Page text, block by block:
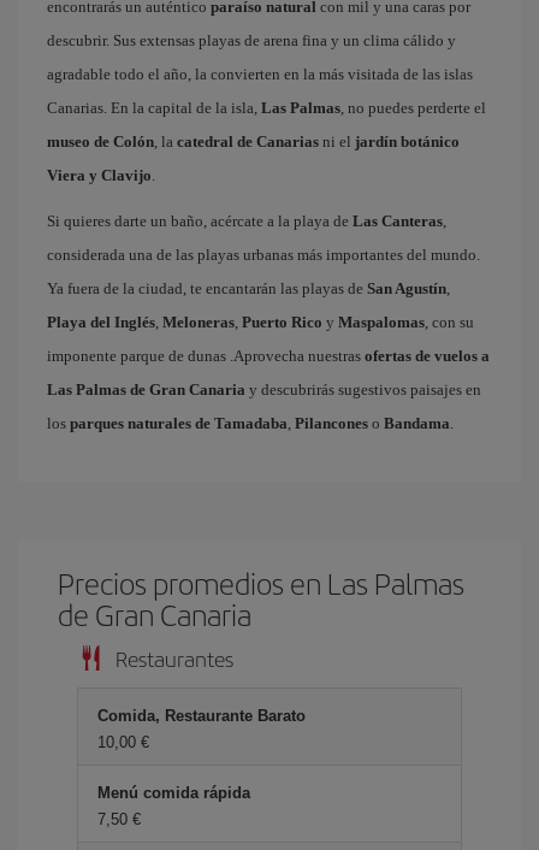
encontrarás un auténtico paraíso natural con mil y una caras por
descubrir. Sus extensas playas de arena fina y un clima cálido y
agradable todo el año, la convierten en la más visitada de las islas
Canarias. En la capital de la isla, Las Palmas, no puedes perderte el
museo de Colón, la catedral de Canarias ni el jardín botánico
Viera y Clavijo.
Si quieres darte un baño, acércate a la playa de Las Canteras,
considerada una de las playas urbanas más importantes del mundo.
Ya fuera de la ciudad, te encantarán las playas de San Agustín,
Playa del Inglés, Meloneras, Puerto Rico y Maspalomas, con su
imponente parque de dunas .Aprovecha nuestras ofertas de vuelos a
Las Palmas de Gran Canaria y descubrirás sugestivos paisajes en
los parques naturales de Tamadaba, Pilancones o Bandama.
Precios promedios en Las Palmas
de Gran Canaria
Restaurantes
Comida, Restaurante Barato
10,00 €
Menú comida rápida
7,50 €